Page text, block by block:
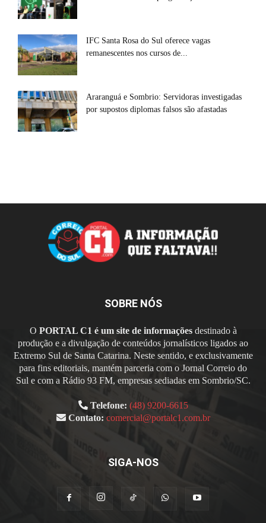
IFC Santa Rosa do Sul oferece vagas
remanescentes nos cursos de...
Araranguá e Sombrio: Servidoras investigadas
por supostos diplomas falsos são afastadas
SOBRE NÓS
O PORTAL C1 é um site de informaçõesdestinado à
produção e a divulgação de conteúdos jornalísticos ligados ao
Extremo Sul de Santa Catarina. Neste sentido, e exclusivamente
para fins editoriais, mantém parceria com o Jornal Correio do
Sul e com a Rádio 93 FM, empresas sediadas em Sombrio/SC.
Telefone: (48) 9200-6615
Contato: comercial@portalc1.com.br
SIGA-NOS